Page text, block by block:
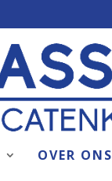
OVER ONS